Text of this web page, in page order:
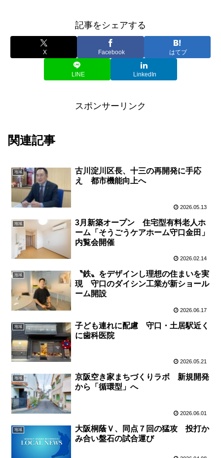
記事をシェアする
X Facebook はてブ
LINE LinkedIn
スポンサーリンク
関連記事
地域
古川淀川区長、十三の再開発に手応
え 都市機能向上へ
2026.05.13
地域
3月新築オープン 住宅型有料老人ホ
ーム「そうごうケアホーム守口金田」
内覧会開催
2026.02.14
地域
〝鉄〟をデザインし理想の住まいを実
現 守口のダイシン工業が新ショール
ーム開設
2026.06.17
地域
子ども連れに配慮 守口・土居駅近く
に歯科医院
2026.05.21
地域
京阪空き家まちづくりラボ 新規開発
から「循環型」へ
2026.06.01
地域
大阪桐蔭Ｖ、同点７回の猛攻 投打か
み合い盤石の試合運び